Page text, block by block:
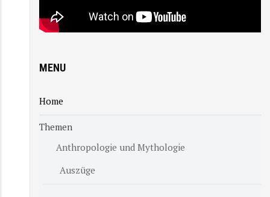
MENU
Home
Themen
Anthropologie und Mythologie
Auszüge